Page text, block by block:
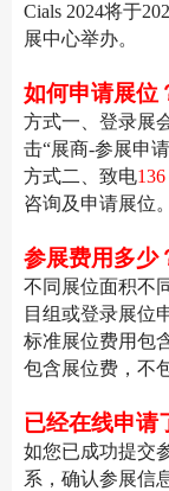
Cials 2024将于
展中心举办。
如何申请展位
方式一、登录展
击“展商-参展申
方式二、致电
咨询及申请展位。
参展费用多少
不同展位面积不
目组或登录展位
标准展位费用包
包含展位费，不
已经在线申请
如您已成功提交
系，确认参展信